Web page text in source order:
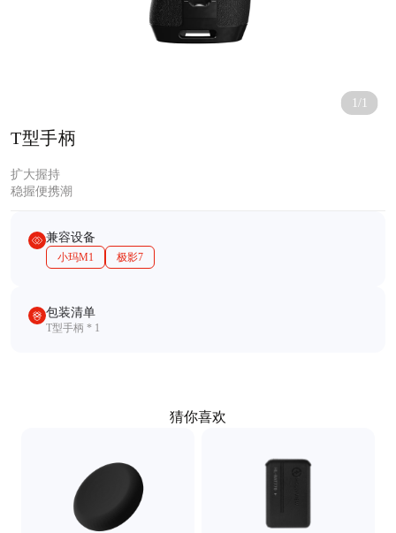
1/1
T型手柄
扩大握持
稳握便携潮
兼容设备
小玛M1 极影7
包装清单
T型手柄 * 1
猜你喜欢